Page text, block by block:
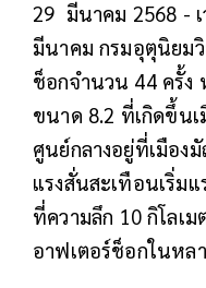
29 มีนาคม 2568 -
มีนาคม กรมอุตุนิยมวิ
ช็อกจำนวน 44 ครั้ง
ขนาด 8.2 ที่เกิดขึ้นเ
ศูนย์กลางอยู่ที่เมือง
แรงสั่นสะเทือนเริ่มแ
ที่ความลึก 10 กิโลเ
อาฟเตอร์ช็อกในหล